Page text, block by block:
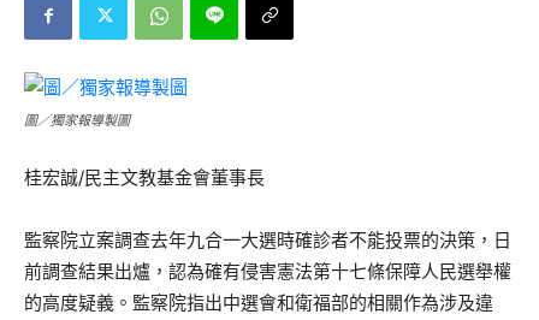
圖／獨家報導製圖
桂宏誠/民主文教基金會董事長
監察院立案調查去年九合一大選時確診者不能投票的決策，日
前調查結果出爐，認為確有侵害憲法第十七條保障人民選舉權
的高度疑義。監察院指出中選會和衛福部的相關作為涉及違